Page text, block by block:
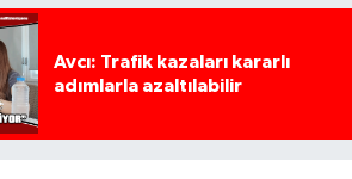
Avcı: Trafik kazaları kararlı
adımlarla azaltılabilir